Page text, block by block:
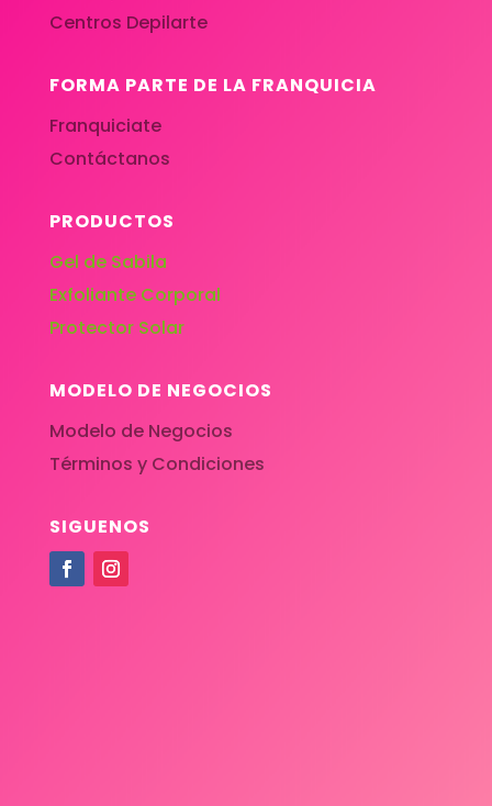
Centros Depilarte
FORMA PARTE DE LA FRANQUICIA
Franquiciate
Contáctanos
PRODUCTOS
Gel de Sabila
Exfoliante Corporal
Protector Solar
MODELO DE NEGOCIOS
Modelo de Negocios
Términos y Condiciones
SIGUENOS